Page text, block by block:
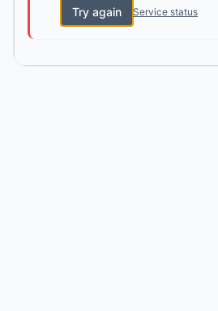
Try again Service status